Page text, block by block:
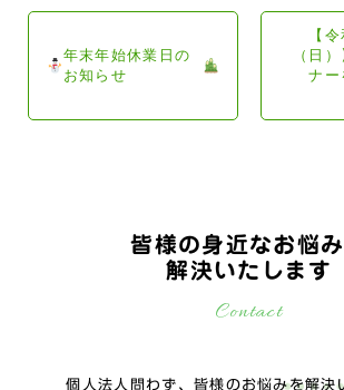
年末年始休業日の
お知らせ
【
（日
ナー
皆様の身近なお悩
解決いたします
Contact
個人法人問わず、皆様のお悩みを解決